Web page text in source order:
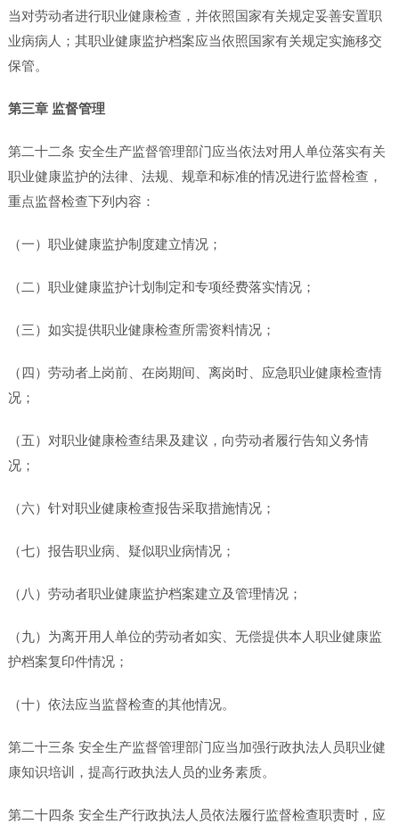
当对劳动者进行职业健康检查，并依照国家有关规定妥善安置职
业病病人；其职业健康监护档案应当依照国家有关规定实施移交
保管。
第三章 监督管理
第二十二条 安全生产监督管理部门应当依法对用人单位落实有关
职业健康监护的法律、法规、规章和标准的情况进行监督检查，
重点监督检查下列内容：
（一）职业健康监护制度建立情况；
（二）职业健康监护计划制定和专项经费落实情况；
（三）如实提供职业健康检查所需资料情况；
（四）劳动者上岗前、在岗期间、离岗时、应急职业健康检查情
况；
（五）对职业健康检查结果及建议，向劳动者履行告知义务情
况；
（六）针对职业健康检查报告采取措施情况；
（七）报告职业病、疑似职业病情况；
（八）劳动者职业健康监护档案建立及管理情况；
（九）为离开用人单位的劳动者如实、无偿提供本人职业健康监
护档案复印件情况；
（十）依法应当监督检查的其他情况。
第二十三条 安全生产监督管理部门应当加强行政执法人员职业健
康知识培训，提高行政执法人员的业务素质。
第二十四条 安全生产行政执法人员依法履行监督检查职责时，应